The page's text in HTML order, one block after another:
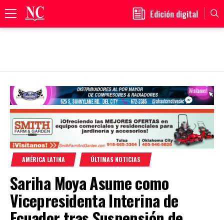
content
Edición digital
AMÉRICA LATINA ÚLTIMAS NOTICIAS
Sariha Moya Asume como
Vicepresidenta Interina de